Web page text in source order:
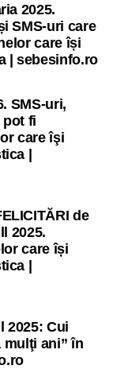
2025.
SMS-uri care
care își
| sebesinfo.ro
SMS-uri,
pot fi
care îşi
|
de
2025.
care își
|
2025: Cui
mulţi ani” în